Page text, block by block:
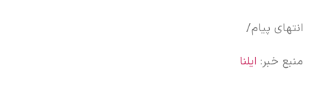
انتهای پیام/
منبع خبر: ایلنا